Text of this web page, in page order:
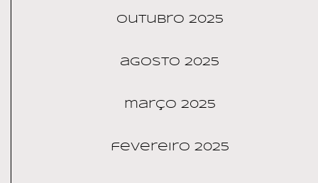
outubro 2025
agosto 2025
março 2025
fevereiro 2025